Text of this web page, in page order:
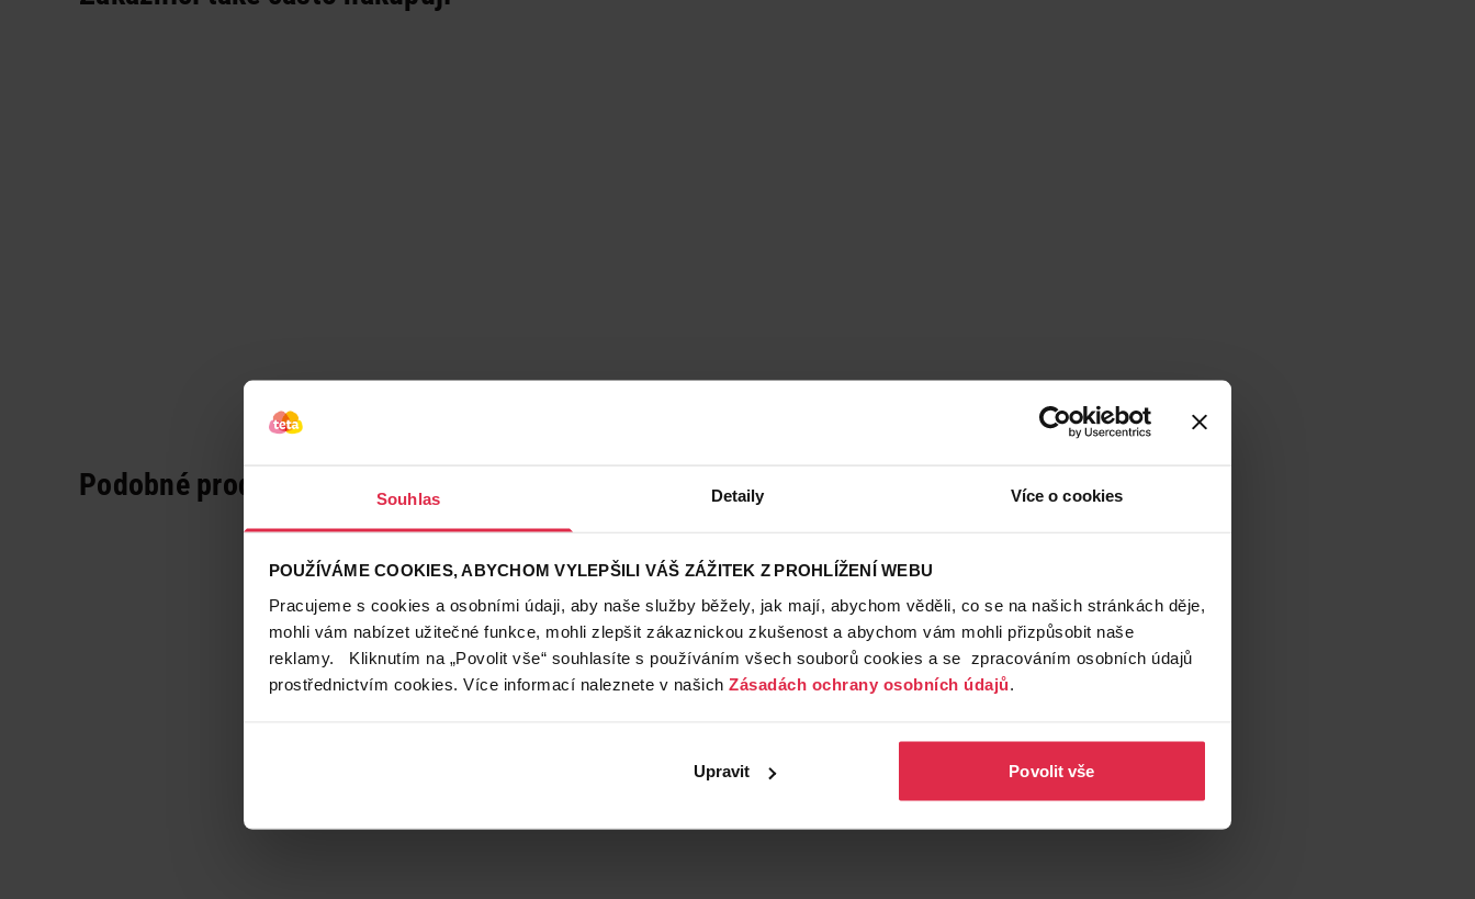
Souhlas Detaily Více o cookies
POUŽÍVÁME COOKIES, ABYCHOM VYLEPŠILI VÁŠ ZÁŽITEK Z PROHLÍŽENÍ WEBU
Pracujeme s cookies a osobními údaji, aby naše služby běžely, jak mají, abychom věděli, co se na našich stránkách děje,
mohli vám nabízet užitečné funkce, mohli zlepšit zákaznickou zkušenost a abychom vám mohli přizpůsobit naše
reklamy. Kliknutím na „Povolit vše“ souhlasíte s používáním všech souborů cookies a se zpracováním osobních údajů
prostřednictvím cookies. Více informací naleznete v našich Zásadách ochrany osobních údajů.
Upravit Povolit vše
Podobné produkty